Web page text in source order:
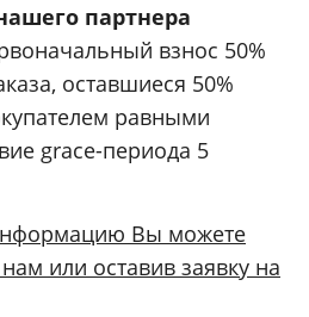
партнера
взнос 50%
оставшиеся 50%
равными
grace-периода 5
Вы можете
или оставив заявку на